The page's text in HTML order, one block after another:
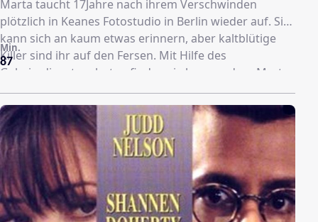
Marta taucht 17Jahre nach ihrem Verschwinden
plötzlich in Keanes Fotostudio in Berlin wieder auf. Sie
kann sich an kaum etwas erinnern, aber kaltblütige
Killer sind ihr auf den Fersen. Mit Hilfe des
Geheimdienstanalysten finden sie heraus, dass Marta
ein neuartiges Wahrheitsserum mit dem Codenamen
Delphi verabreicht bekommen hatte, um Ihr geheime
Zugangscodes zu einem illegalen Regierungskonto in
der Schweiz zu entlocken. Doch der Versuch ging
schief, und nun droht Marta, als Nebenwirkung des
neuen Serums, alles zu vergessen. Ein Wettlauf gegen
die Zeit beginnt.
87
Min.